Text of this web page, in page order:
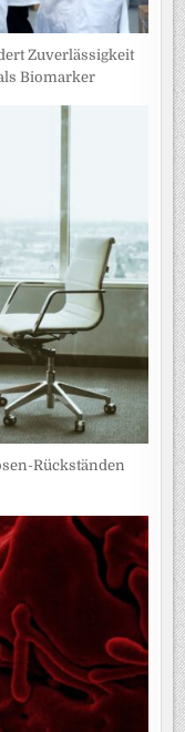
Zuverlässigkeit
Biomarker
Rückständen